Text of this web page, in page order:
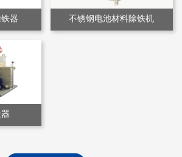
器 不锈钢电池材料除铁机